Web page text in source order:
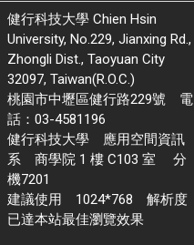
健行科技大學 Chien Hsin
University, No.229, Jianxing Rd.,
Zhongli Dist., Taoyuan City
32097, Taiwan(R.O.C.)
桃園市中壢區健行路229號 電
話：03-4581196
健行科技大學 應用空間資訊
系 商學院 1 樓 C103 室 分
機7201
建議使用 1024*768 解析度
已達本站最佳瀏覽效果